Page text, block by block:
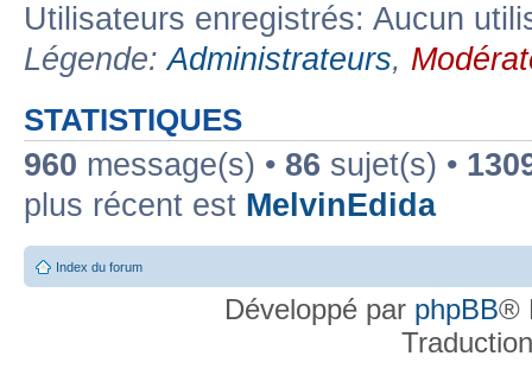
Utilisateurs enregistrés: Aucun
Légende:Administrateurs,
STATISTIQUES
960 message(s) • 86 sujet(s) •
plus récent est MelvinEdida
Index du forum
Développé par phpBB®